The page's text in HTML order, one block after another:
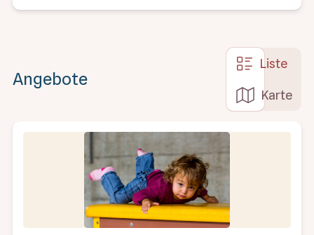
Angebote
Liste
Karte